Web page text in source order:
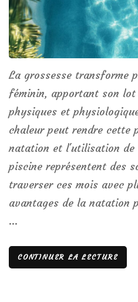
La grossesse transforme
féminin, apportant son
physiques et
chaleur peut rendre cette
natation et l'utilisation de
piscine représentent des
traverser ces mois avec
avantages de la natation
…
CONTINUER LA LECTURE